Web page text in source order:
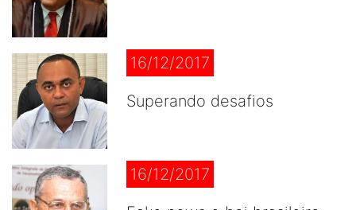
16/12/2017
Superando desafios
16/12/2017